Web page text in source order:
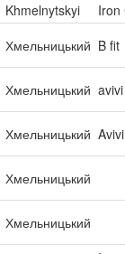
Khmelnytskyi
Iron
Хмельницький B fit
Хмельницький avivi
Хмельницький Avivi
Хмельницький
Хмельницький